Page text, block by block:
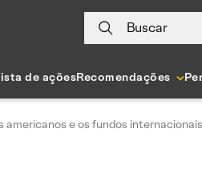
Buscar
de açõesRecomendações
americanos e os fundos internacionais